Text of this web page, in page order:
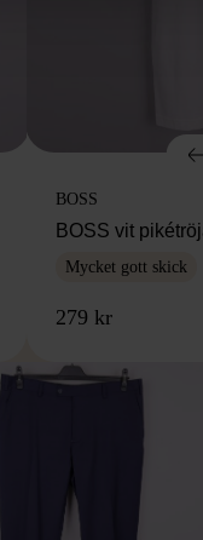
BOSS
BOSS vit
Mycket gott skick
279 kr